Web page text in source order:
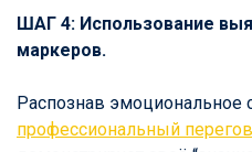
ШАГ 4: Использование
маркеров.
Распознав эмоциональное
профессиональный